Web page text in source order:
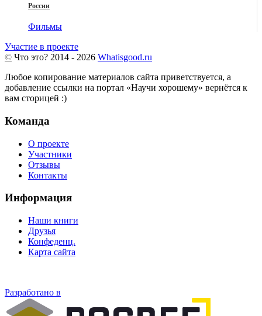
России
Фильмы
Участие в проекте
© Что это? 2014 - 2026 Whatisgood.ru
Любое копирование материалов сайта приветствуется, а
добавление ссылки на портал «Научи хорошему» вернётся к
вам сторицей :)
Команда
О проекте
Участники
Отзывы
Контакты
Информация
Наши книги
Друзья
Конфеденц.
Карта сайта
Разработано в